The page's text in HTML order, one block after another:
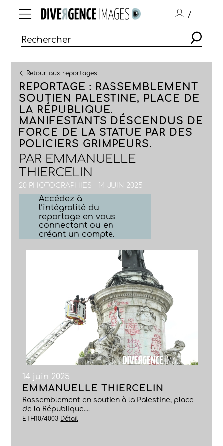
/
Retour aux reportages
REPORTAGE : RASSEMBLEMENT
SOUTIEN PALESTINE, PLACE DE
LA RÉPUBLIQUE.
MANIFESTANTS DÉSCENDUS DE
FORCE DE LA STATUE PAR DES
POLICIERS GRIMPEURS.
PAR EMMANUELLE
THIERCELIN
20 PHOTOGRAPHIES - 14 JUIN 2025
Accédez à
l’intégralité du
reportage en vous
connectant ou en
créant un compte.
14 juin 2025
EMMANUELLE THIERCELIN
Rassemblement en soutien à la Palestine, place
de la République....
ETH1074003 Détail